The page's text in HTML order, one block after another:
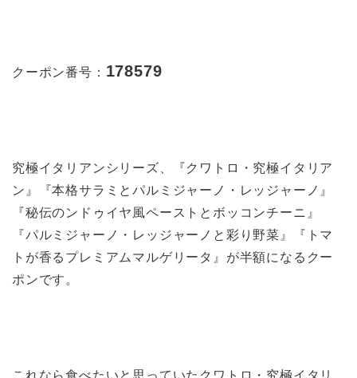
クーポン番号： 178579
究極イタリアンシリーズ、『クワトロ・究極イタリア
ン』『本格サラミとパルミジャーノ・レッジャーノ』
『秘伝のンドゥイヤ風ペーストとボッコンチーニ』
『パルミジャーノ・レッジャーノと彩り野菜』『トマ
トが香るプレミアムマルゲリータ』が半額になるクー
ポンです。